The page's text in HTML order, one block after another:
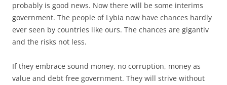
probably is good news. Now there will be some interims
government. The people of Lybia now have chances hardly
ever seen by countries like ours. The chances are gigantiv
and the risks not less.
If they embrace sound money, no corruption, money as
value and debt free government. They will strive without